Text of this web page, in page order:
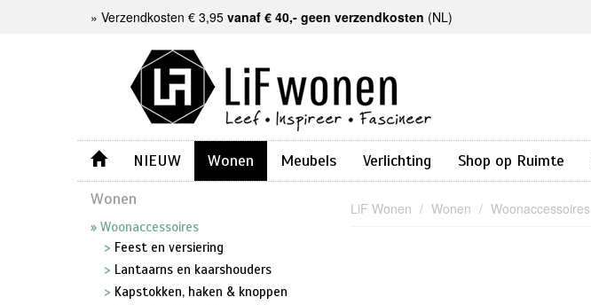
» Verzendkosten € 3,95 vanaf € 40,- geen verzendkosten (NL)
NIEUW Wonen Meubels Verlichting Shop op Ruimte
LiF Wonen Wonen Woonaccessoires
Wonen
Woonaccessoires
Feest en versiering
Lantaarns en kaarshouders
Kapstokken, haken & knoppen